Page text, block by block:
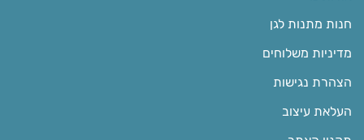
חנות מתנות לגן
מדיניות משלוחים
הצהרת נגישות
העלאת עיצוב